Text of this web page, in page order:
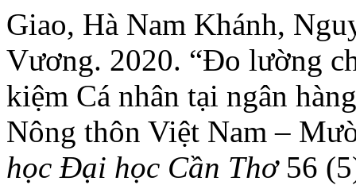
Giao, Hà Nam Khánh,
Vương. 2020. “Đo lường
kiệm Cá nhân tại ngân
Nông thôn Việt Nam –
học Đại học Cần Thơ56